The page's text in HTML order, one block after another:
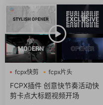
fcpx快剪
fcpx片头
fcpx视频开场
FCPX插件 创意快节奏活动快
剪卡点大标题视频开场